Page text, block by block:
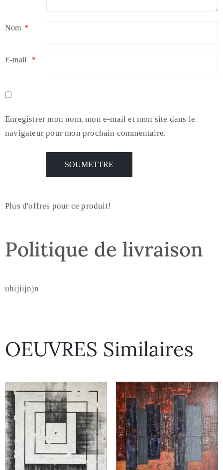
Nom *
E-mail *
Enregistrer mon nom, mon e-mail et mon site dans le
navigateur pour mon prochain commentaire.
Plus d'offres pour ce produit!
Politique de livraison
uhijiijnjn
OEUVRES Similaires